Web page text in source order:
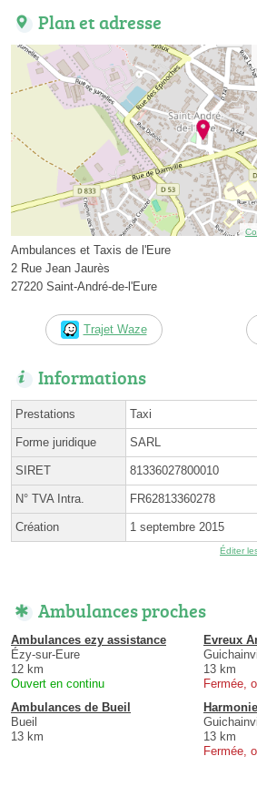
Plan et adresse
Ambulances et Taxis de l'Eure
2 Rue Jean Jaurès
27220 Saint-André-de-l'Eure
Trajet Waze
Informations
Prestations Taxi
Forme juridique SARL
SIRET 81336027800010
N° TVA Intra. FR62813360278
Création 1 septembre 2015
Éditer
Ambulances proches
Ambulances ezy assistance
Ézy-sur-Eure
12 km
Ouvert en continu
Evreux
13 km
Fermée,
Ambulances de Bueil
Bueil
13 km
13 km
Fermée,